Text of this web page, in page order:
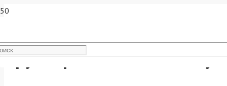
Круг отрезной по металлу